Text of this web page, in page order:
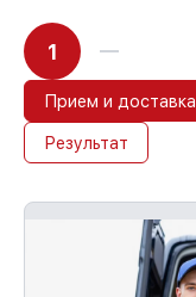
1
Прием и доставка
Результат